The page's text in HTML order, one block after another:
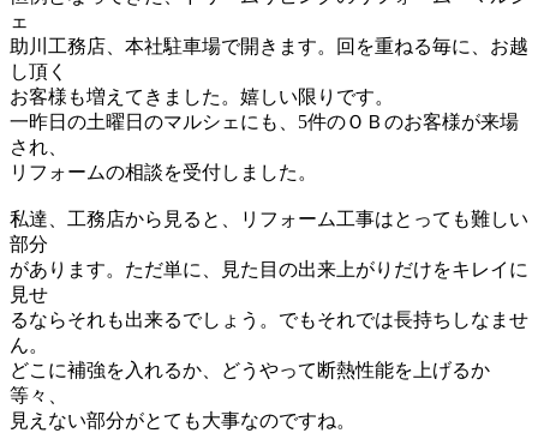
ェ
助川工務店、本社駐車場で開きます。回を重ねる毎に、お越
し頂く
お客様も増えてきました。嬉しい限りです。
一昨日の土曜日のマルシェにも、5件のＯＢのお客様が来場
され、
リフォームの相談を受付しました。
私達、工務店から見ると、リフォーム工事はとっても難しい
部分
があります。ただ単に、見た目の出来上がりだけをキレイに
見せ
るならそれも出来るでしょう。でもそれでは長持ちしなませ
ん。
どこに補強を入れるか、どうやって断熱性能を上げるか
等々、
見えない部分がとても大事なのですね。